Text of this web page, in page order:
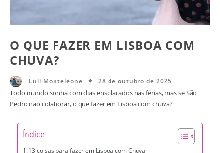
O QUE FAZER EM LISBOA COM
CHUVA?
Luli Monteleone 28 de outubro de 2025
Todo mundo sonha com dias ensolarados nas férias, mas se São
Pedro não colaborar, o que fazer em Lisboa com chuva?
Índice
13 coisas para fazer em Lisboa com Chuva